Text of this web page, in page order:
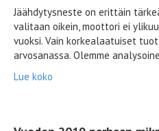
Jäähdytysneste on erittäin
valitaan oikein, moottori ei
vuoksi. Vain korkealaatuiset
arvosanassa. Olemme
Lue koko